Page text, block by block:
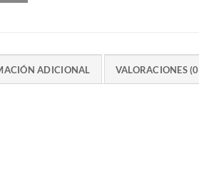
ADICIONAL VALORACIONES